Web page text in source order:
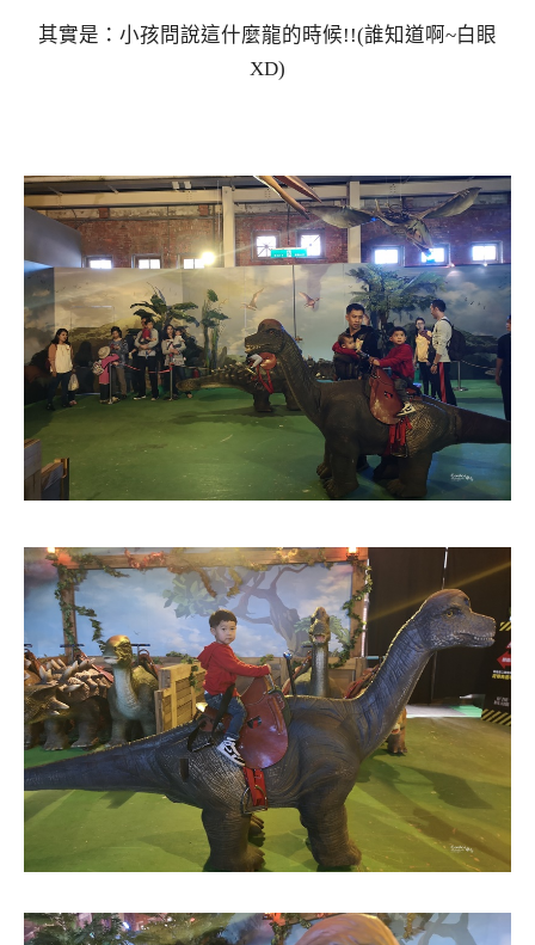
其實是：小孩問說這什麼龍的時候!!(誰知道啊~白眼
XD)